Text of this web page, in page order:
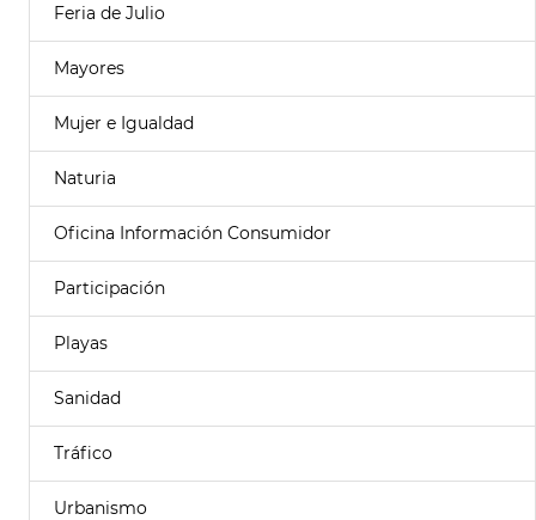
Feria de Julio
Mayores
Mujer e Igualdad
Naturia
Oficina Información Consumidor
Participación
Playas
Sanidad
Tráfico
Urbanismo